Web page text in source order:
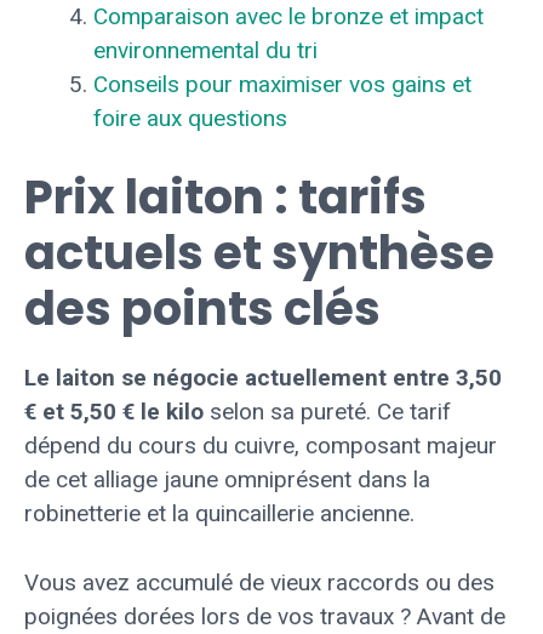
Comparaison avec le bronze et impact
environnemental du tri
Conseils pour maximiser vos gains et
foire aux questions
Prix laiton : tarifs
actuels et synthèse
des points clés
Le laiton se négocie actuellement entre 3,50
€ et 5,50 € le kilo selon sa pureté. Ce tarif
dépend du cours du cuivre, composant majeur
de cet alliage jaune omniprésent dans la
robinetterie et la quincaillerie ancienne.
Vous avez accumulé de vieux raccords ou des
poignées dorées lors de vos travaux ? Avant de